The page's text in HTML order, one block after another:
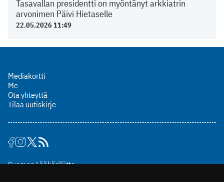
Tasavallan presidentti on myöntänyt arkkiatrin
arvonimen Päivi Hietaselle
22.05.2026 11:49
Mediakortti
Me
Ota yhteyttä
Tilaa uutiskirje
Suomen Lääkäriliitto